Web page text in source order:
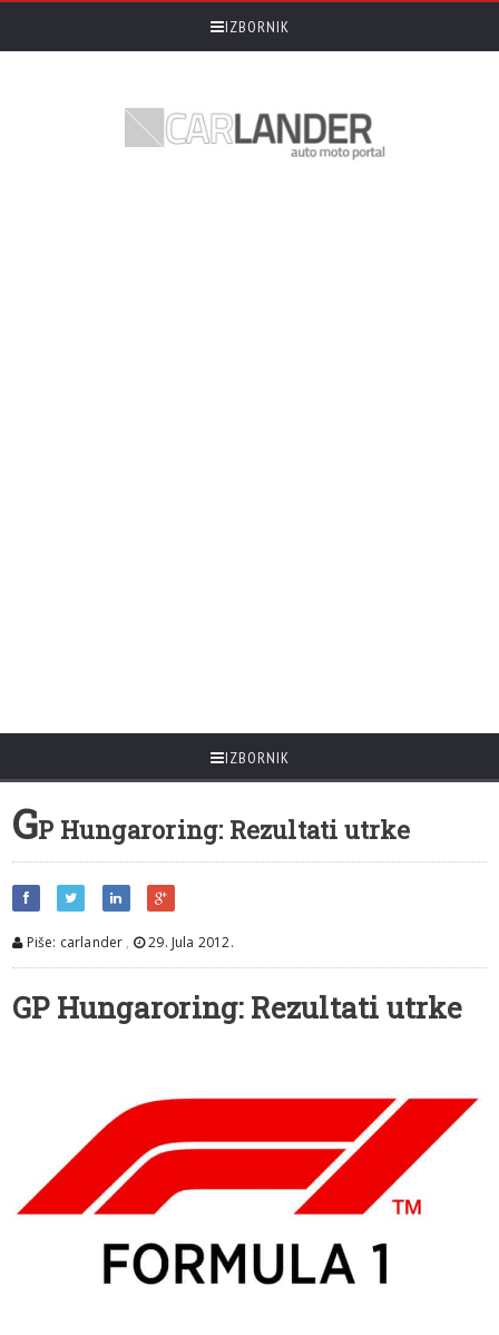
IZBORNIK
IZBORNIK
GP Hungaroring: Rezultati utrke
Piše: carlander , 29. Jula 2012.
GP Hungaroring: Rezultati utrke